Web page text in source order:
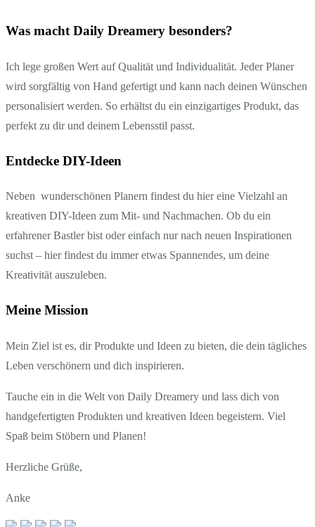
Was macht Daily Dreamery besonders?
Ich lege großen Wert auf Qualität und Individualität. Jeder Planer
wird sorgfältig von Hand gefertigt und kann nach deinen Wünschen
personalisiert werden. So erhältst du ein einzigartiges Produkt, das
perfekt zu dir und deinem Lebensstil passt.
Entdecke DIY-Ideen
Neben wunderschönen Planern findest du hier eine Vielzahl an
kreativen DIY-Ideen zum Mit- und Nachmachen. Ob du ein
erfahrener Bastler bist oder einfach nur nach neuen Inspirationen
suchst – hier findest du immer etwas Spannendes, um deine
Kreativität auszuleben.
Meine Mission
Mein Ziel ist es, dir Produkte und Ideen zu bieten, die dein tägliches
Leben verschönern und dich inspirieren.
Tauche ein in die Welt von Daily Dreamery und lass dich von
handgefertigten Produkten und kreativen Ideen begeistern. Viel
Spaß beim Stöbern und Planen!
Herzliche Grüße,
Anke